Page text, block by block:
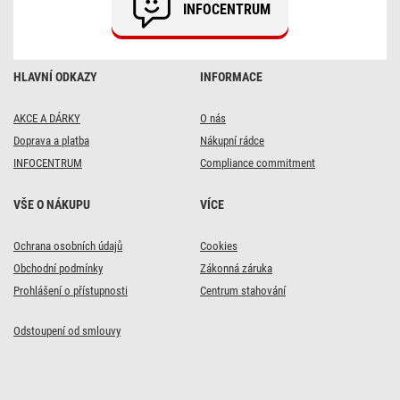
HLAVNÍ ODKAZY
AKCE A DÁRKY
Doprava a platba
INFOCENTRUM
INFORMACE
O nás
Nákupní rádce
Compliance commitment
VŠE O NÁKUPU
Ochrana osobních údajů
Obchodní podmínky
Prohlášení o přístupnosti
VÍCE
Cookies
Zákonná záruka
Centrum stahování
Odstoupení od smlouvy
INFOCENTRUM